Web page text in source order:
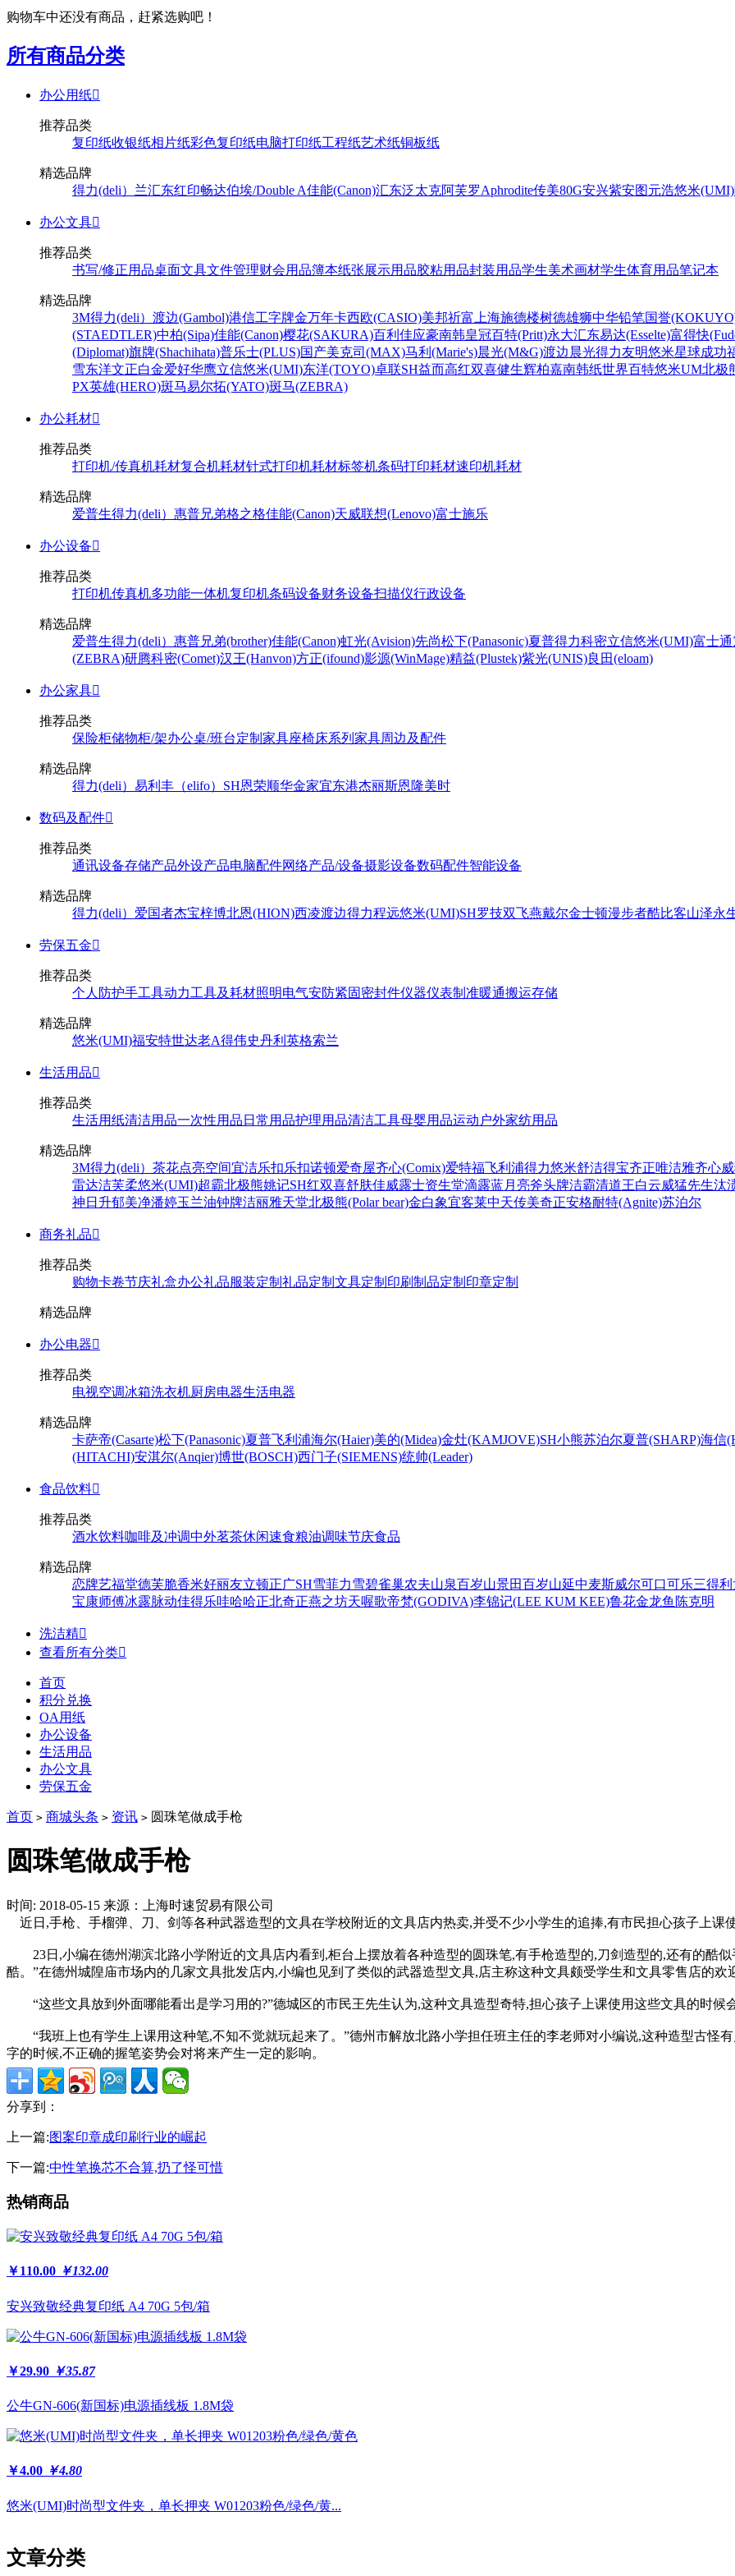
购物车中还没有商品，赶紧选购吧！
所有商品分类
办公用纸
推荐品类
复印纸收银纸相片纸彩色复印纸电脑打印纸工程纸艺术纸铜板纸
精选品牌
得力(deli） 兰汇东红印畅达伯埃/Double A佳能(Canon)汇东泛太克阿芙罗Aphrodite传美80G安兴紫安图元浩悠米(UMI)
办公文具
推荐品类
书写/修正用品桌面文具文件管理财会用品簿本纸张展示用品胶粘用品封装用品学生美术画材学生体育用品笔记本
精选品牌
3M得力(deli） 渡边(Gambol)港信工字牌金万年卡西欧(CASIO)美邦祈富 上海施德楼树德雄狮中华铅笔国誉
(STAEDTLER)中柏(Sipa)佳能(Canon)樱花(SAKURA)百利佳应豪南韩皇冠百特(Pritt)永大汇东易达(Esselte)富得快
(Diplomat)旗牌(Shachihata)普乐士(PLUS)国产美克司(MAX)马利(Marie's)晨光(M&G)渡边 晨光得力友明悠米星球成功
雪东洋文正白金爱好华鹰立信悠米(UMI)东洋(TOYO)卓联SH益而高红双喜健生辉柏嘉南韩纸世界百特悠米UM北极
PX英雄(HERO)斑马易尔拓(YATO)斑马(ZEBRA)
办公耗材
推荐品类
打印机/传真机耗材复合机耗材针式打印机耗材标签机条码打印耗材速印机耗材
精选品牌
爱普生得力(deli） 惠普兄弟格之格佳能(Canon)天威联想(Lenovo)富士施乐
办公设备
推荐品类
打印机传真机多功能一体机复印机条码设备财务设备扫描仪行政设备
精选品牌
爱普生得力(deli） 惠普兄弟(brother)佳能(Canon)虹光(Avision)先尚松下(Panasonic)夏普得力科密立信悠米(UMI)富士通
(ZEBRA)研腾科密(Comet)汉王(Hanvon)方正(ifound)影源(WinMage)精益(Plustek)紫光(UNIS)良田(eloam)
办公家具
推荐品类
保险柜储物柜/架办公桌/班台定制家具座椅床系列 家具周边及配件
精选品牌
得力(deli） 易利丰（elifo） SH恩荣顺华金家宜东港杰丽斯恩隆美时
数码及配件
推荐品类
通讯设备存储产品外设产品电脑配件网络产品/设备摄影设备数码配件智能设备
精选品牌
得力(deli） 爱国者杰宝梓博北恩(HION)西凌渡边得力程远悠米(UMI)SH罗技双飞燕戴尔金士顿漫步者酷比客山泽永
劳保五金
推荐品类
个人防护手工具动力工具及耗材照明电气安防紧固密封件仪器仪表制准暖通搬运存储
精选品牌
悠米(UMI)福安特世达老A得伟史丹利 英格索兰
生活用品
推荐品类
生活用纸清洁用品一次性用品 日常用品护理用品清洁工具母婴用品运动户外家纺用品
精选品牌
3M得力(deli） 茶花点亮空间宜洁乐扣乐扣诺顿爱奇屋齐心(Comix)爱特福飞利浦得力悠米舒洁得宝齐正唯洁雅齐心
雷达洁芙柔悠米(UMI)超霸北极熊姚记SH红双喜舒肤佳威露士资生堂滴露蓝月亮斧头牌洁霸清道王白云威猛先生汰
神 日升郁美净潘婷玉兰油钟牌洁丽雅天堂北极熊(Polar bear)金白象宜客莱中天传美奇正安格耐特(Agnite)苏泊尔
商务礼品
推荐品类
购物卡卷节庆礼盒办公礼品服装定制 礼品定制 文具定制 印刷制品定制 印章定制
精选品牌
办公电器
推荐品类
电视空调冰箱洗衣机厨房电器生活电器
精选品牌
卡萨帝(Casarte)松下(Panasonic)夏普飞利浦海尔(Haier)美的(Midea)金灶(KAMJOVE)SH小熊苏泊尔夏普(SHARP)海信
(HITACHI)安淇尔(Anqier)博世(BOSCH)西门子(SIEMENS)统帅(Leader)
食品饮料
推荐品类
酒水饮料咖啡及冲调中外茗茶休闲速食粮油调味节庆食品
精选品牌
恋牌艺福堂德芙脆香米好丽友立顿正广SH雪菲力雪碧雀巢农夫山泉百岁山景田百岁山延中麦斯威尔可口可乐三得利
宝康师傅冰露脉动佳得乐哇哈哈正北奇正燕之坊天喔歌帝梵(GODIVA)李锦记(LEE KUM KEE)鲁花金龙鱼 陈克明
洗洁精
查看所有分类
首页
积分兑换
OA用纸
办公设备
生活用品
办公文具
劳保五金
首页 > 商城头条 > 资讯 > 圆珠笔做成手枪
圆珠笔做成手枪
时间: 2018-05-15 来源：上海时速贸易有限公司
近日,手枪、手榴弹、刀、剑等各种武器造型的文具在学校附近的文具店内热卖,并受不少小学生的追捧,有市民担心孩子上课
23日,小编在德州湖滨北路小学附近的文具店内看到,柜台上摆放着各种造型的圆珠笔,有手枪造型的,刀剑造型的,还有的酷似
酷。”在德州城隍庙市场内的几家文具批发店内,小编也见到了类似的武器造型文具,店主称这种文具颇受学生和文具零售店的欢
“这些文具放到外面哪能看出是学习用的?”德城区的市民王先生认为,这种文具造型奇特,担心孩子上课使用这些文具的时候
“我班上也有学生上课用这种笔,不知不觉就玩起来了。”德州市解放北路小学担任班主任的李老师对小编说,这种造型古怪
字的时候,不正确的握笔姿势会对将来产生一定的影响。
分享到：
上一篇:图案印章成印刷行业的崛起
下一篇:中性笔换芯不合算,扔了怪可惜
热销商品
￥110.00 ￥132.00
安兴致敬经典复印纸 A4 70G 5包/箱
￥29.90 ￥35.87
公牛GN-606(新国标)电源插线板 1.8M袋
￥4.00 ￥4.80
悠米(UMI)时尚型文件夹，单长押夹 W01203粉色/绿色/黄...
文章分类